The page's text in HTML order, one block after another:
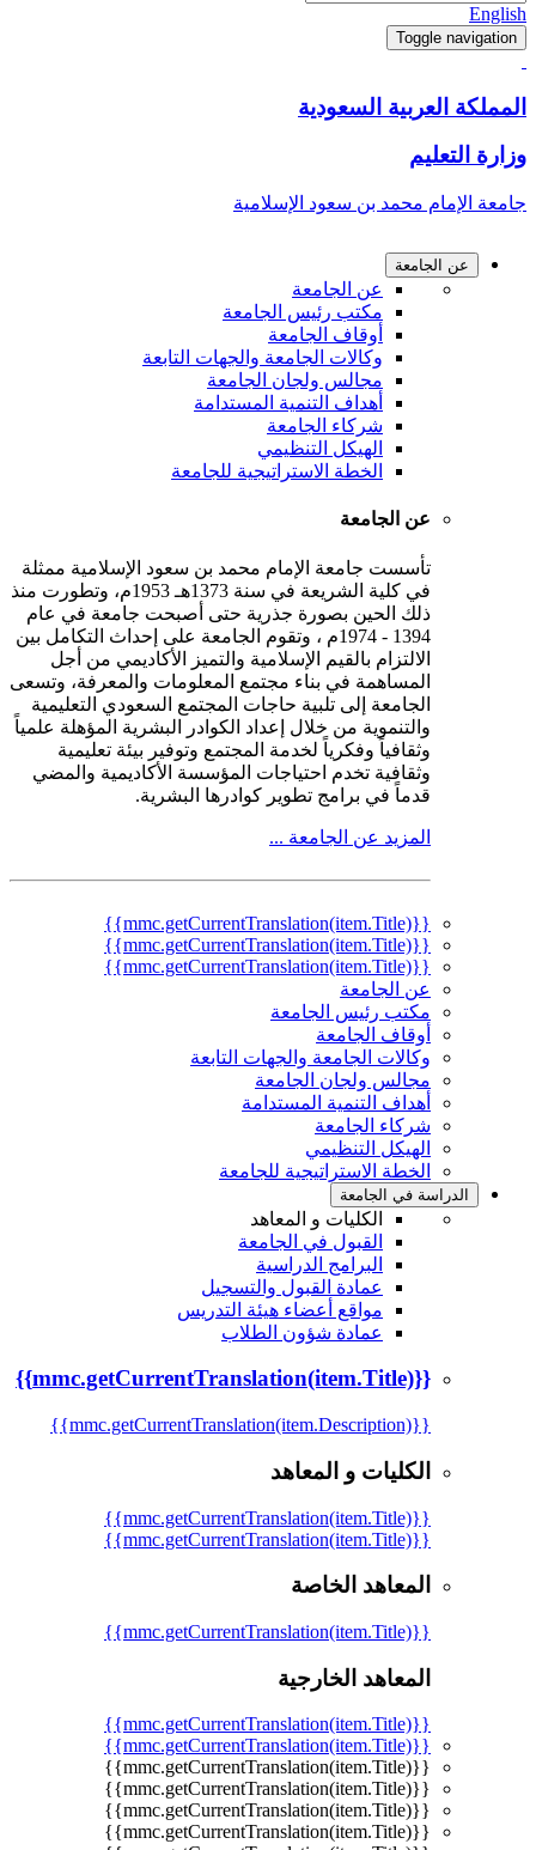
English
Toggle navigation
المملكة العربية السعودية
وزارة التعليم
جامعة الإمام محمد بن سعود الإسلامية
عن الجامعة
عن الجامعة
مكتب رئيس الجامعة
أوقاف الجامعة
وكالات الجامعة والجهات التابعة
مجالس ولجان الجامعة
أهداف التنمية المستدامة
شركاء الجامعة
الهيكل التنظيمي
الخطة الاستراتيجية للجامعة
عن الجامعة
تأسست جامعة الإمام محمد بن سعود الإسلامية ممثلة
في كلية الشريعة في سنة 1373هـ 1953م، وتطورت منذ
ذلك الحين بصورة جذرية حتى أصبحت جامعة في عام
1394 - 1974م ، وتقوم الجامعة على إحداث التكامل بين
الالتزام بالقيم الإسلامية والتميز الأكاديمي من أجل
المساهمة في بناء مجتمع المعلومات والمعرفة، وتسعى
الجامعة إلى تلبية حاجات المجتمع السعودي التعليمية
والتنموية من خلال إعداد الكوادر البشرية المؤهلة علمياً
وثقافياً وفكرياً لخدمة المجتمع وتوفير بيئة تعليمية
وثقافية تخدم احتياجات المؤسسة الأكاديمية والمضي
قدماً في برامج تطوير كوادرها البشرية.
المزيد عن الجامعة ...
{{mmc.getCurrentTranslation(item.Title)}}
{{mmc.getCurrentTranslation(item.Title)}}
{{mmc.getCurrentTranslation(item.Title)}}
عن الجامعة
مكتب رئيس الجامعة
أوقاف الجامعة
وكالات الجامعة والجهات التابعة
مجالس ولجان الجامعة
أهداف التنمية المستدامة
شركاء الجامعة
الهيكل التنظيمي
الخطة الاستراتيجية للجامعة
الدراسة في الجامعة
الكليات و المعاهد
القبول في الجامعة
البرامج الدراسية
عمادة القبول والتسجيل
مواقع أعضاء هيئة التدريس
عمادة شؤون الطلاب
{{mmc.getCurrentTranslation(item.Title)}}
{{mmc.getCurrentTranslation(item.Description)}}
الكليات و المعاهد
{{mmc.getCurrentTranslation(item.Title)}}
{{mmc.getCurrentTranslation(item.Title)}}
المعاهد الخاصة
{{mmc.getCurrentTranslation(item.Title)}}
المعاهد الخارجية
{{mmc.getCurrentTranslation(item.Title)}}
{{mmc.getCurrentTranslation(item.Title)}}
{{mmc.getCurrentTranslation(item.Title)}}
{{mmc.getCurrentTranslation(item.Title)}}
{{mmc.getCurrentTranslation(item.Title)}}
{{mmc.getCurrentTranslation(item.Title)}}